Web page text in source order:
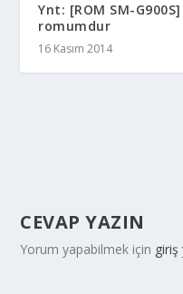
Ynt: [ROM SM-
romumdur
16 Kasım 2014
CEVAP YAZIN
Yorum yapabilmek için giriş